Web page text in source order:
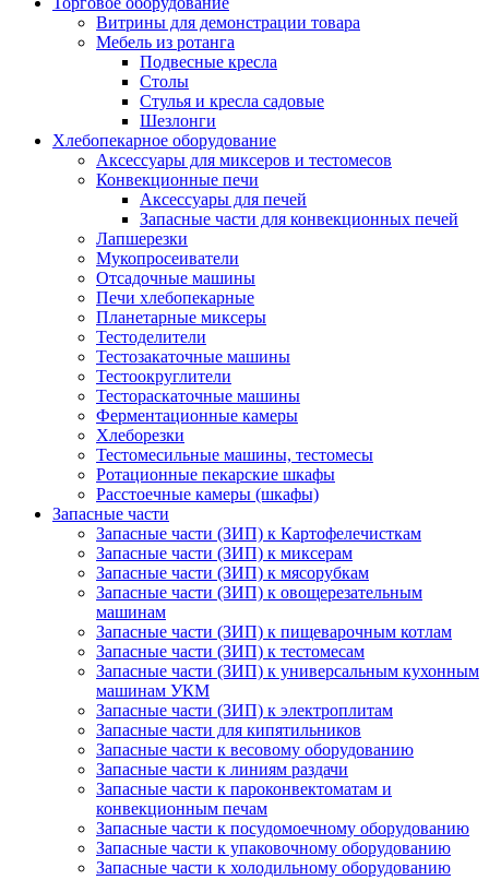
Витрины для демонстрации товара
Мебель из ротанга
Подвесные кресла
Столы
Стулья и кресла садовые
Шезлонги
Хлебопекарное оборудование
Аксессуары для миксеров и тестомесов
Конвекционные печи
Аксессуары для печей
Запасные части для конвекционных печей
Лапшерезки
Мукопросеиватели
Отсадочные машины
Печи хлебопекарные
Планетарные миксеры
Тестоделители
Тестозакаточные машины
Тестоокруглители
Тестораскаточные машины
Ферментационные камеры
Хлеборезки
Тестомесильные машины, тестомесы
Ротационные пекарские шкафы
Расстоечные камеры (шкафы)
Запасные части
Запасные части (ЗИП) к Картофелечисткам
Запасные части (ЗИП) к миксерам
Запасные части (ЗИП) к мясорубкам
Запасные части (ЗИП) к овощерезательным
машинам
Запасные части (ЗИП) к пищеварочным котлам
Запасные части (ЗИП) к тестомесам
Запасные части (ЗИП) к универсальным кухонным
машинам УКМ
Запасные части (ЗИП) к электроплитам
Запасные части для кипятильников
Запасные части к весовому оборудованию
Запасные части к линиям раздачи
Запасные части к пароконвектоматам и
конвекционным печам
Запасные части к посудомоечному оборудованию
Запасные части к упаковочному оборудованию
Запасные части к холодильному оборудованию